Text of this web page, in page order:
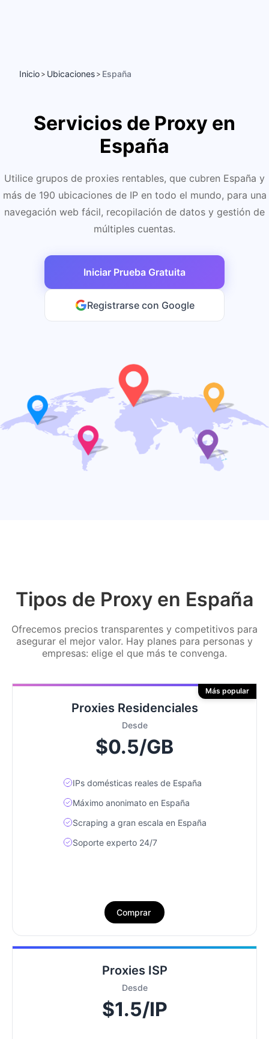
Inicio > Ubicaciones > España
Servicios de Proxy en
España
Utilice grupos de proxies rentables, que cubren España y
más de 190 ubicaciones de IP en todo el mundo, para una
navegación web fácil, recopilación de datos y gestión de
múltiples cuentas.
Iniciar Prueba Gratuita
Registrarse con Google
Tipos de Proxy en España
Ofrecemos precios transparentes y competitivos para
asegurar el mejor valor. Hay planes para personas y
empresas: elige el que más te convenga.
Proxies Residenciales
Desde
$0.5/GB
IPs domésticas reales de España
Máximo anonimato en España
Scraping a gran escala en España
Soporte experto 24/7
Más popular
Comprar
Proxies ISP
Desde
$1.5/IP